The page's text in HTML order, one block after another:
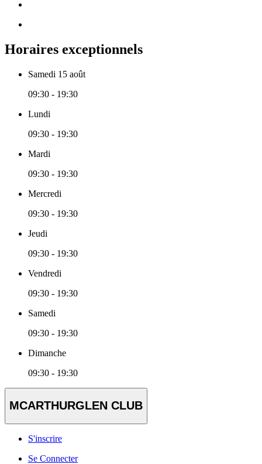
Horaires exceptionnels
Samedi 15 août
09:30 - 19:30
Lundi
09:30 - 19:30
Mardi
09:30 - 19:30
Mercredi
09:30 - 19:30
Jeudi
09:30 - 19:30
Vendredi
09:30 - 19:30
Samedi
09:30 - 19:30
Dimanche
09:30 - 19:30
MCARTHURGLEN CLUB
S'inscrire
Se Connecter